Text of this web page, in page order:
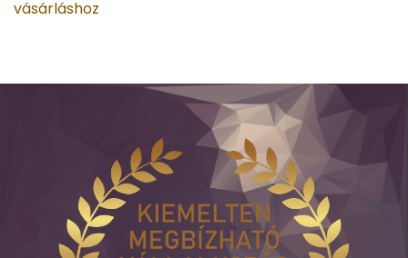
vásárláshoz